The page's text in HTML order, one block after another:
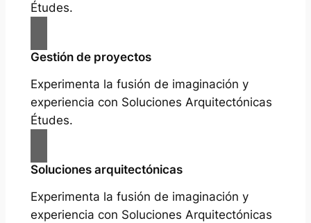
Études.
Gestión de proyectos
Experimenta la fusión de imaginación y
experiencia con Soluciones Arquitectónicas
Études.
Soluciones arquitectónicas
Experimenta la fusión de imaginación y
experiencia con Soluciones Arquitectónicas